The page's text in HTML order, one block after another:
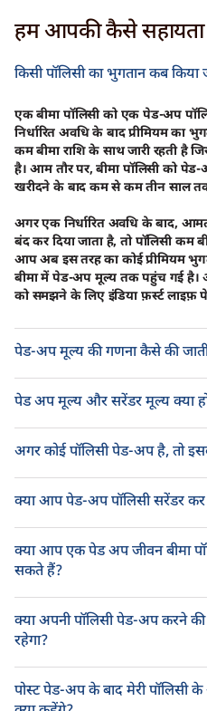
हम आपकी कैसे
किसी पॉलिसी का भुगतान कब किया
एक बीमा पॉलिसी को एक पेड-अप
निर्धारित अवधि के बाद प्रीमियम का
कम बीमा राशि के साथ जारी रहती है
है। आम तौर पर, बीमा पॉलिसी को
खरीदने के बाद कम से कम तीन साल
अगर एक निर्धारित अवधि के बाद,
बंद कर दिया जाता है, तो पॉलिसी कम
आप अब इस तरह का कोई प्रीमियम
बीमा में पेड-अप मूल्य तक पहुंच गई
को समझने के लिए इंडिया फ़र्स्ट
पेड-अप मूल्य की गणना कैसे की
पेड अप मूल्य और सरेंडर मूल्य क्या
अगर कोई पॉलिसी पेड-अप है, तो
क्या आप पेड-अप पॉलिसी सरेंडर
क्या आप एक पेड अप जीवन बीमा
सकते हैं?
क्या अपनी पॉलिसी पेड-अप करने की
रहेगा?
पोस्ट पेड-अप के बाद मेरी पॉलिसी